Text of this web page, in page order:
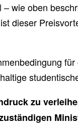
wie oben
dieser
zu